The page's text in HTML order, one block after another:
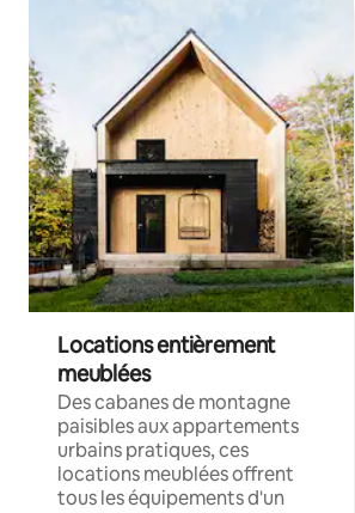
Locations entièrement
meublées
Des cabanes de montagne
paisibles aux appartements
urbains pratiques, ces
locations meublées offrent
tous les équipements d'un